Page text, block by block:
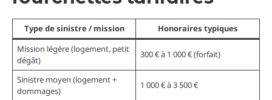
Type de sinistre / mission
Honoraires typiques
Mission légère (logement, petit
dégât)
300 € à 1 000 € (forfait)
Sinistre moyen (logement +
dommages)
1 000 € à 3 500 €